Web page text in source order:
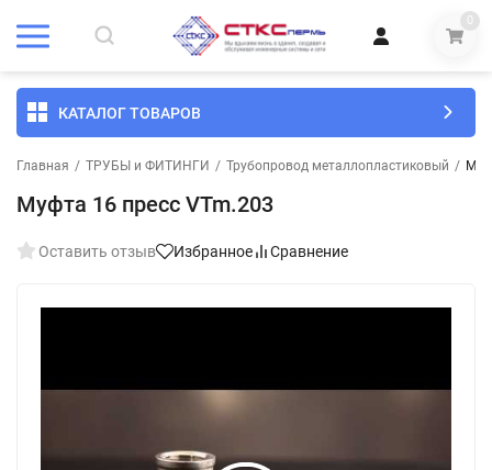
0
КАТАЛОГ ТОВАРОВ
Главная / ТРУБЫ и ФИТИНГИ / Трубопровод металлопластиковый /
Муфта 16 пресс VTm.203
Оставить отзыв Избранное Сравнение